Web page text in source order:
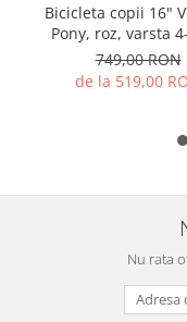
Bicicleta copii 16"
Pony, roz, varsta
749,00 RON
de la 519,00
Nu rata